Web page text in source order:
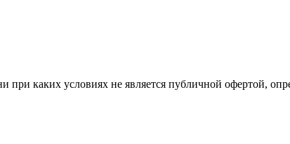
каких условиях не является публичной офертой,